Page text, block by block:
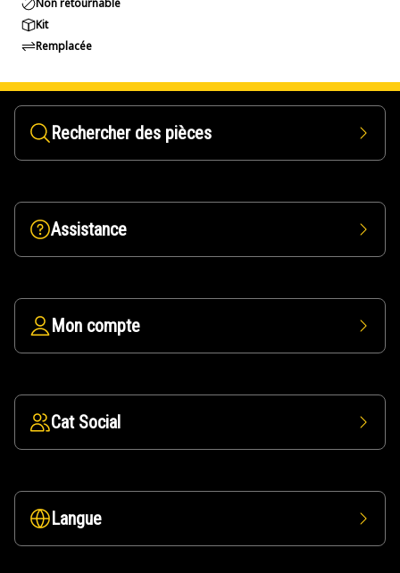
Non retournable
Kit
Remplacée
Rechercher des pièces
Assistance
Mon compte
Cat Social
Langue